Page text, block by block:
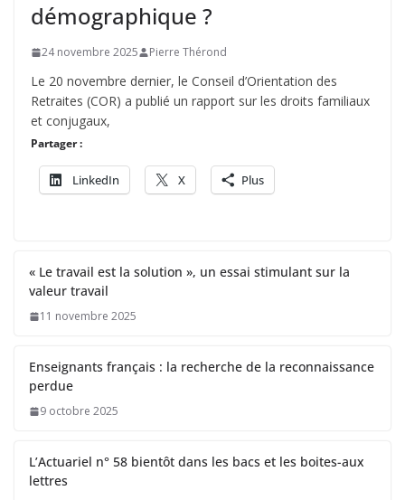
démographique ?
24 novembre 2025 Pierre Thérond
Le 20 novembre dernier, le Conseil d’Orientation des
Retraites (COR) a publié un rapport sur les droits familiaux
et conjugaux,
Partager :
LinkedIn X Plus
« Le travail est la solution », un essai stimulant sur la
valeur travail
11 novembre 2025
Enseignants français : la recherche de la reconnaissance
perdue
9 octobre 2025
L’Actuariel n° 58 bientôt dans les bacs et les boites-aux
lettres